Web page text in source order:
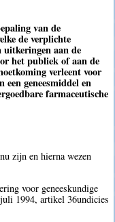
van de
de verplichte
uitkeringen aan de
het publiek of aan de
verleent voor
geneesmiddel en
farmaceutische
zijn en hierna wezen
voor geneeskundige
1994, artikel 36undicies